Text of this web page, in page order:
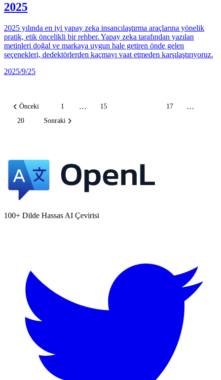
2025
2025 yılında en iyi yapay zeka insancılaştırma araçlarına yönelik
pratik, etik öncelikli bir rehber. Yapay zeka tarafından yazılan
metinleri doğal ve markaya uygun hale getiren önde gelen
seçenekleri, dedektörlerden kaçmayı vaat etmeden karşılaştırıyoruz.
2025/9/25
Önceki 1 … 15 17 …
20 Sonraki
100+ Dilde Hassas AI Çevirisi